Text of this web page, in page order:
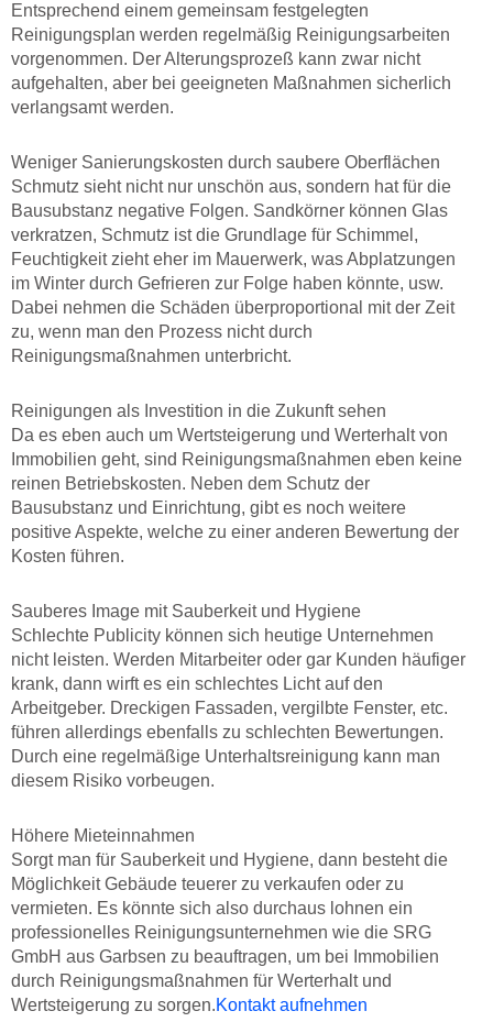
Entsprechend einem gemeinsam festgelegten
Reinigungsplan werden regelmäßig Reinigungsarbeiten
vorgenommen. Der Alterungsprozeß kann zwar nicht
aufgehalten, aber bei geeigneten Maßnahmen sicherlich
verlangsamt werden.
Weniger Sanierungskosten durch saubere Oberflächen
Schmutz sieht nicht nur unschön aus, sondern hat für die
Bausubstanz negative Folgen. Sandkörner können Glas
verkratzen, Schmutz ist die Grundlage für Schimmel,
Feuchtigkeit zieht eher im Mauerwerk, was Abplatzungen
im Winter durch Gefrieren zur Folge haben könnte, usw.
Dabei nehmen die Schäden überproportional mit der Zeit
zu, wenn man den Prozess nicht durch
Reinigungsmaßnahmen unterbricht.
Reinigungen als Investition in die Zukunft sehen
Da es eben auch um Wertsteigerung und Werterhalt von
Immobilien geht, sind Reinigungsmaßnahmen eben keine
reinen Betriebskosten. Neben dem Schutz der
Bausubstanz und Einrichtung, gibt es noch weitere
positive Aspekte, welche zu einer anderen Bewertung der
Kosten führen.
Sauberes Image mit Sauberkeit und Hygiene
Schlechte Publicity können sich heutige Unternehmen
nicht leisten. Werden Mitarbeiter oder gar Kunden häufiger
krank, dann wirft es ein schlechtes Licht auf den
Arbeitgeber. Dreckigen Fassaden, vergilbte Fenster, etc.
führen allerdings ebenfalls zu schlechten Bewertungen.
Durch eine regelmäßige Unterhaltsreinigung kann man
diesem Risiko vorbeugen.
Höhere Mieteinnahmen
Sorgt man für Sauberkeit und Hygiene, dann besteht die
Möglichkeit Gebäude teuerer zu verkaufen oder zu
vermieten. Es könnte sich also durchaus lohnen ein
professionelles Reinigungsunternehmen wie die SRG
GmbH aus Garbsen zu beauftragen, um bei Immobilien
durch Reinigungsmaßnahmen für Werterhalt und
Wertsteigerung zu sorgen.Kontakt aufnehmen